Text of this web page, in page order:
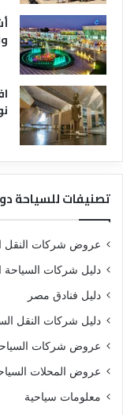
تصنيفات للسياحة
عروض شركات النقل
دليل شركات السياحة
دليل فنادق مصر
دليل شركات النقل
عروض شركات
عروض المحلات
معلومات سياحية